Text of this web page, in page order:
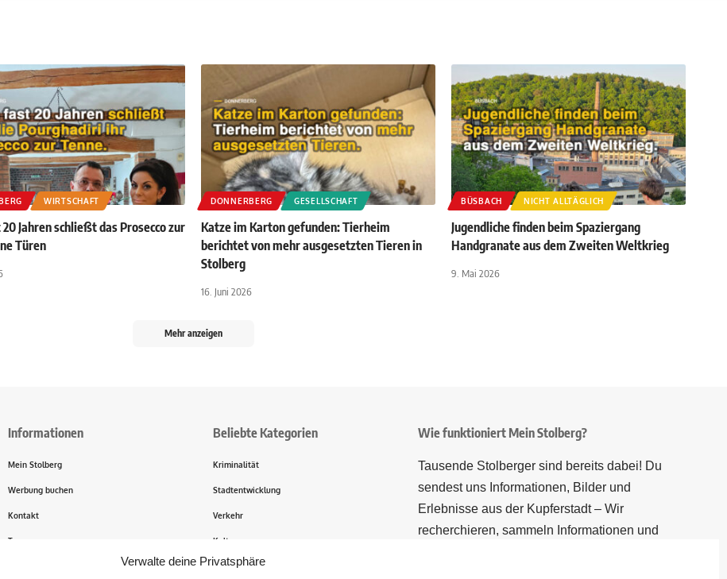
Verwalte deine Privatsphäre
WIRTSCHAFT
Jahren schließt das Prosecco zur
Türen
DONNERBERG GESELLSCHAFT
Katze im Karton gefunden: Tierheim
berichtet von mehr ausgesetzten Tieren in
Stolberg
16. Juni 2026
BÜSBACH NICHT ALLTÄGLICH
Jugendliche finden beim Spaziergang
Handgranate aus dem Zweiten Weltkrieg
9. Mai 2026
Mehr anzeigen
Informationen
Mein Stolberg
Werbung buchen
Kontakt
Transparenz
Beliebte Kategorien
Kriminalität
Stadtentwicklung
Verkehr
Kultur
Wie funktioniert Mein Stolberg?
Tausende Stolberger sind bereits dabei! Du
sendest uns Informationen, Bilder und
Erlebnisse aus der Kupferstadt – Wir
recherchieren, sammeln Informationen und